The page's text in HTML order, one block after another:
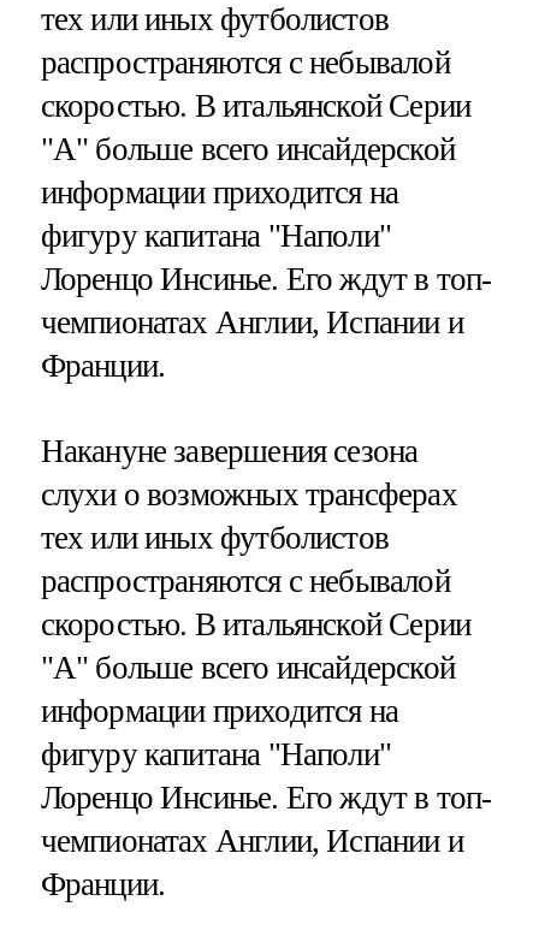
тех или иных футболистов
распространяются с небывалой
скоростью. В итальянской Серии
"А" больше всего инсайдерской
информации приходится на
фигуру капитана "Наполи"
Лоренцо Инсинье. Его ждут в топ-
чемпионатах Англии, Испании и
Франции.
Накануне завершения сезона
слухи о возможных трансферах
тех или иных футболистов
распространяются с небывалой
скоростью. В итальянской Серии
"А" больше всего инсайдерской
информации приходится на
фигуру капитана "Наполи"
Лоренцо Инсинье. Его ждут в топ-
чемпионатах Англии, Испании и
Франции.